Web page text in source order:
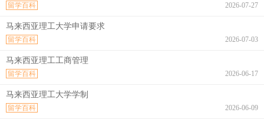
2026-07-27
留学百科
马来西亚理工大学申请要求
2026-07-03
留学百科
马来西亚理工工商管理
2026-06-17
留学百科
马来西亚理工大学学制
2026-06-09
留学百科